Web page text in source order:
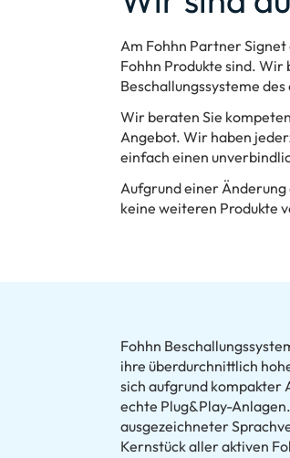
Am Fohhn Partner
Fohhn Produkte sind.
Beschallungssysteme
Wir beraten Sie
Angebot. Wir haben
einfach einen
Aufgrund einer
keine weiteren Produkte
Fohhn
ihre überdurchnittlich
sich aufgrund kompakter
echte Plug&Play-
ausgezeichneter
Kernstück aller aktiven